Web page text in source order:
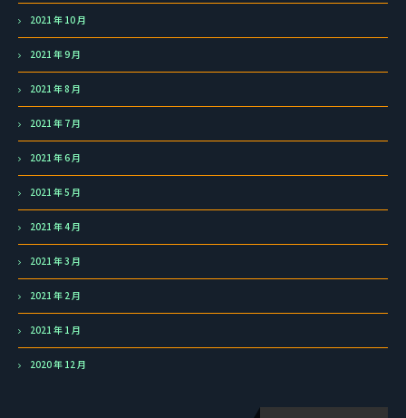
2021 年 10 月
2021 年 9 月
2021 年 8 月
2021 年 7 月
2021 年 6 月
2021 年 5 月
2021 年 4 月
2021 年 3 月
2021 年 2 月
2021 年 1 月
2020 年 12 月